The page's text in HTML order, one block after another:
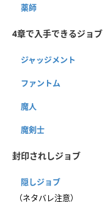
薬師
4章で入手できるジョブ
ジャッジメント
ファントム
魔人
魔剣士
封印されしジョブ
隠しジョブ
（ネタバレ注意）